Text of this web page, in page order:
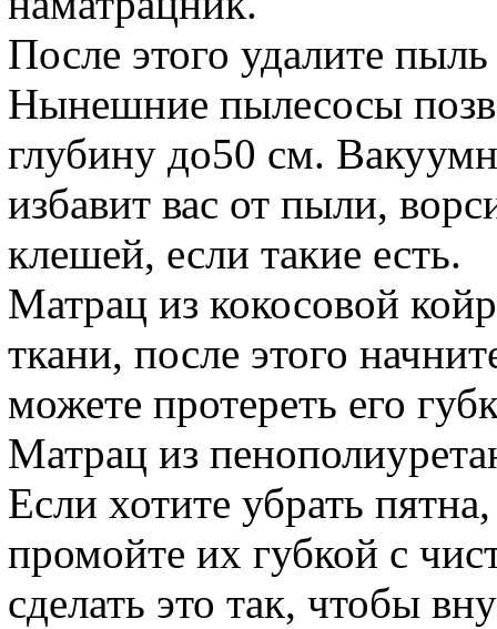
После этого удалите
Нынешние пылесосы
глубину до50 см.
избавит вас от пыли,
клешей, если такие есть.
Матрац из кокосовой
ткани, после этого
можете протереть его
Матрац из
Если хотите убрать
промойте их губкой с
сделать это так, чтобы